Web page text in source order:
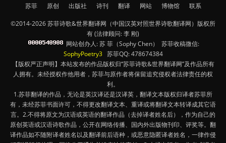
苏菲 原创 出版社 诗刊 翻译 网站 博物馆 联系
©2014-2026 苏菲诗歌&世界翻译网（中国汉英对照世界诗歌翻译网）版权所
有 (法律顾问: 李 刚)
网站创办人: 苏 菲（Sophy Chen） 苏菲收稿微信:
SophyPoetry3苏菲QQ: 478674384
【版权严正声明】本站发布的作品版权归“苏菲诗歌&世界翻译网”及作品所有
人拥有。未经授权作他用者，苏菲与原作者将保留追究侵权者法律责任的权
利。
1.苏菲翻译的作品，无论是英汉译还是汉译英，翻译文本版权归译者苏菲所
有，未经苏菲书面许可，不得更改翻译文本、重译或将翻译文本转译成其它语
言。2.不得将原文为汉语或英语的翻译作品（去掉译者姓名后），作为自己的
原创英语或汉语诗歌作品，公开在网络传播、国内外出版物刊印、评奖等。翻
译作品如不随附译者姓名以及翻译前后语种，或恶意隐匿译者姓名，一律作侵